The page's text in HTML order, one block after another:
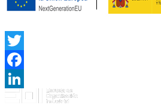
Twitter
Facebook
LinkedIn